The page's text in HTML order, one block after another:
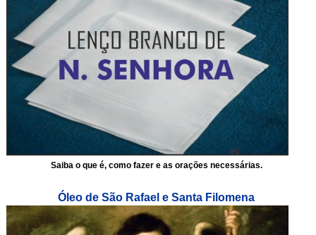
Saiba o que é, como fazer e as orações necessárias.
Óleo de São Rafael e Santa Filomena